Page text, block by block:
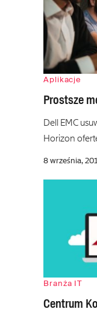
Aplikacje
Prostsze
Dell EMC
Horizon
8 września,
Branża IT
Centrum